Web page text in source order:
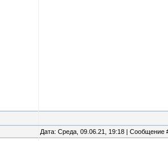
Дата: Среда, 09.06.21, 19:18 | Сообщение